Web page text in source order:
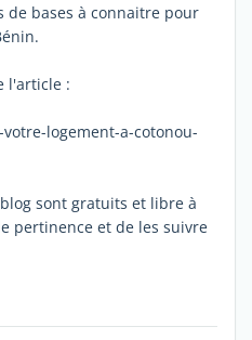
bases à connaitre pour
l'article :
logement-a-cotonou-
sont gratuits et libre à
pertinence et de les suivre